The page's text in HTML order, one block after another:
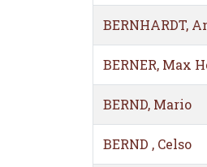
BERNHARDT,
BERNER, Max
BERND, Mario
BERND , Celso